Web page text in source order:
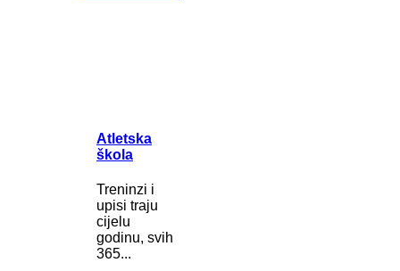
Atletska
škola
Treninzi i
upisi traju
cijelu
godinu, svih
365...